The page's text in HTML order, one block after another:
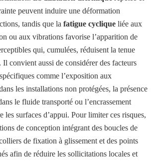
peuvent induire une déformation
tandis que la fatigue cyclique liée aux
ou aux vibrations favorise l’apparition de
qui, cumulées, réduisent la tenue
convient aussi de considérer des facteurs
comme l’exposition aux
les installations non protégées, la présence
le fluide transporté ou l’encrassement
les surfaces d’appui. Pour limiter ces risques,
de conception intégrant des boucles de
de fixation à glissement et des points
afin de réduire les sollicitations locales et